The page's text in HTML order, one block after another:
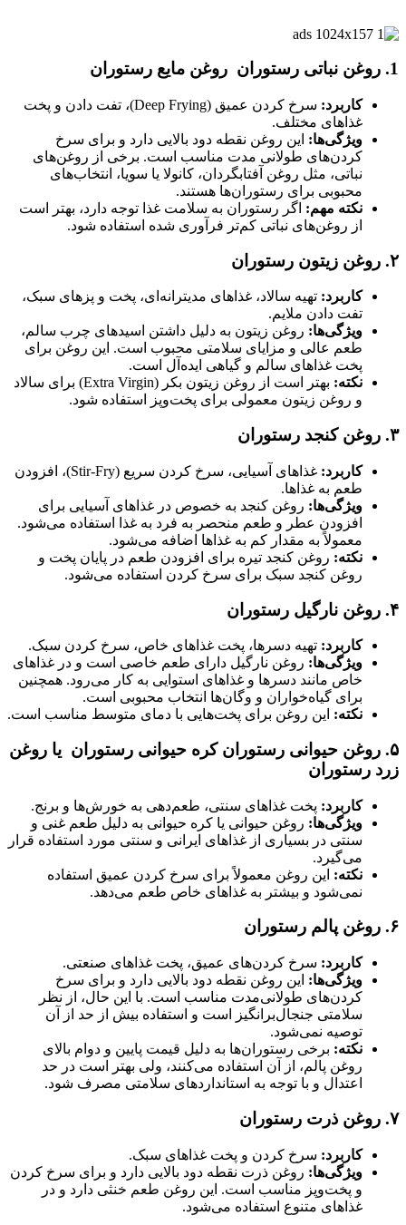
1. روغن نباتی رستوران روغن مایع رستوران
کاربرد:
سرخ کردن عمیق (Deep Frying)، تفت دادن و پخت
غذاهای مختلف.
ویژگی‌ها: این روغن نقطه دود بالایی دارد و برای سرخ
کردن‌های طولانی مدت مناسب است. برخی از روغن‌های
نباتی، مثل روغن آفتابگردان، کانولا یا سویا، انتخاب‌های
محبوبی برای رستوران‌ها هستند.
نکته مهم: اگر رستوران به سلامت غذا توجه دارد، بهتر است
از روغن‌های نباتی کم‌تر فرآوری شده استفاده شود.
۲. روغن زیتون رستوران
کاربرد: تهیه سالاد، غذاهای مدیترانه‌ای، پخت و پزهای سبک،
تفت دادن ملایم.
ویژگی‌ها: روغن زیتون به دلیل داشتن اسیدهای چرب سالم،
طعم عالی و مزایای سلامتی محبوب است. این روغن برای
پخت غذاهای سالم و گیاهی ایده‌آل است.
نکته:
بهتر است از روغن زیتون بکر (Extra Virgin) برای سالاد
و روغن زیتون معمولی برای پخت‌وپز استفاده شود.
۳. روغن کنجد رستوران
کاربرد:
غذاهای آسیایی، سرخ کردن سریع (Stir-Fry)، افزودن
طعم به غذاها.
ویژگی‌ها: روغن کنجد به خصوص در غذاهای آسیایی برای
افزودن عطر و طعم منحصر به فرد به غذا استفاده می‌شود.
معمولاً به مقدار کم به غذاها اضافه می‌شود.
نکته: روغن کنجد تیره برای افزودن طعم در پایان پخت و
روغن کنجد سبک برای سرخ کردن استفاده می‌شود.
۴. روغن نارگیل رستوران
کاربرد: تهیه دسرها، پخت غذاهای خاص، سرخ کردن سبک.
ویژگی‌ها: روغن نارگیل دارای طعم خاصی است و در غذاهای
خاص مانند دسرها و غذاهای استوایی به کار می‌رود. همچنین
برای گیاه‌خواران و وگان‌ها انتخاب محبوبی است.
نکته: این روغن برای پخت‌هایی با دمای متوسط مناسب است.
۵. روغن حیوانی رستوران کره حیوانی رستوران یا روغن
زرد رستوران
کاربرد: پخت غذاهای سنتی، طعم‌دهی به خورش‌ها و برنج.
ویژگی‌ها: روغن حیوانی یا کره حیوانی به دلیل طعم غنی و
سنتی در بسیاری از غذاهای ایرانی و سنتی مورد استفاده قرار
می‌گیرد.
نکته: این روغن معمولاً برای سرخ کردن عمیق استفاده
نمی‌شود و بیشتر به غذاهای خاص طعم می‌دهد.
۶. روغن پالم رستوران
کاربرد: سرخ کردن‌های عمیق، پخت غذاهای صنعتی.
ویژگی‌ها: این روغن نقطه دود بالایی دارد و برای سرخ
کردن‌های طولانی‌مدت مناسب است. با این حال، از نظر
سلامتی جنجال‌برانگیز است و استفاده بیش از حد از آن
توصیه نمی‌شود.
نکته: برخی رستوران‌ها به دلیل قیمت پایین و دوام بالای
روغن پالم، از آن استفاده می‌کنند، ولی بهتر است در حد
اعتدال و با توجه به استانداردهای سلامتی مصرف شود.
۷. روغن ذرت رستوران
کاربرد: سرخ کردن و پخت غذاهای سبک.
ویژگی‌ها: روغن ذرت نقطه دود بالایی دارد و برای سرخ کردن
و پخت‌وپز مناسب است. این روغن طعم خنثی دارد و در
غذاهای متنوع استفاده می‌شود.